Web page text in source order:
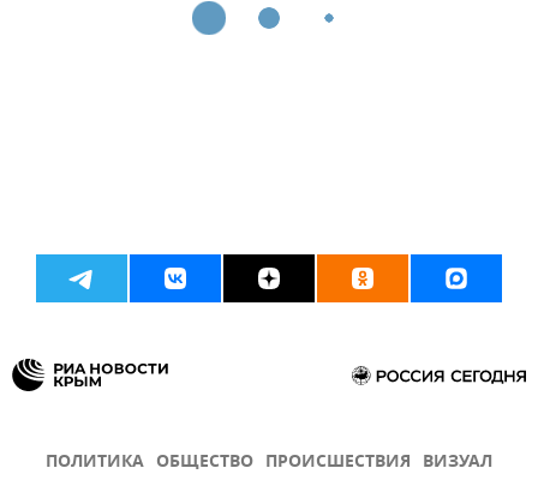
ПОЛИТИКА ОБЩЕСТВО ПРОИСШЕСТВИЯ ВИЗУАЛ